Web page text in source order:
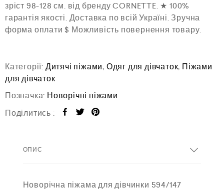
н
о
в
0
зріст 98-128 см. від бренду CORNETTE. ★ 100%
гарантія якості. Доставка по всій Україні. Зручна
форма оплати $ Можливість повернення товару.
Категорії: Дитячі піжами, Одяг для дівчаток, Піжами
для дівчаток
Позначка: Новорічні піжами
Поділитись :
ОПИС
Новорічна піжама для дівчинки 594/147